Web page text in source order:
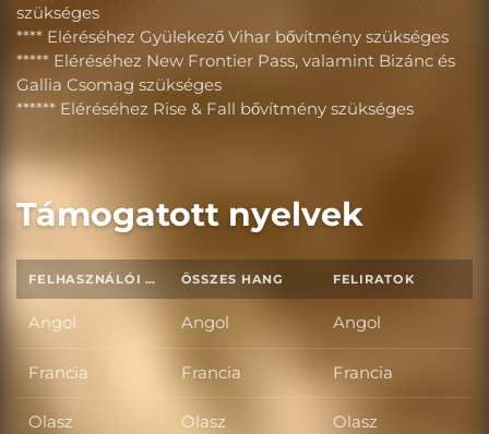
szükséges
**** Eléréséhez Gyülekező Vihar bővítmény szükséges
***** Eléréséhez New Frontier Pass, valamint Bizánc és
Gallia Csomag szükséges
****** Eléréséhez Rise & Fall bővítmény szükséges
Támogatott nyelvek
FELHASZNÁLÓI FELÜLET ÖSSZES HANG FELIRATOK
Angol Angol Angol
Francia Francia Francia
Olasz Olasz Olasz